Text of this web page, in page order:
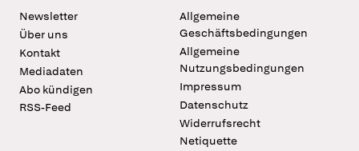
Newsletter
Über uns
Kontakt
Mediadaten
Abo kündigen
RSS-Feed
Allgemeine
Geschäftsbedingungen
Allgemeine
Nutzungsbedingungen
Impressum
Datenschutz
Widerrufsrecht
Netiquette